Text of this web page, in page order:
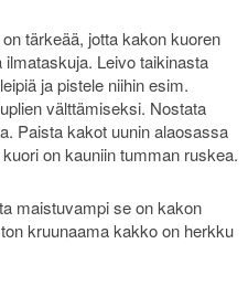
tärkeää, jotta kakon kuoren
Leivo taikinasta
ja pistele niihin esim.
välttämiseksi. Nostata
Paista kakot uunin alaosassa
on kauniin tumman ruskea.
maistuvampi se on kakon
kruunaama kakko on herkku